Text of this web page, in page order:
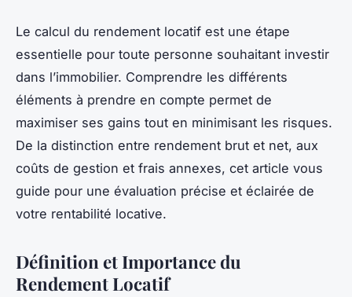
Le calcul du rendement locatif est une étape
essentielle pour toute personne souhaitant investir
dans l’immobilier. Comprendre les différents
éléments à prendre en compte permet de
maximiser ses gains tout en minimisant les risques.
De la distinction entre rendement brut et net, aux
coûts de gestion et frais annexes, cet article vous
guide pour une évaluation précise et éclairée de
votre rentabilité locative.
Définition et Importance du
Rendement Locatif